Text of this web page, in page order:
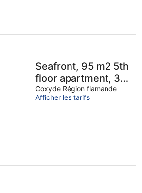
Seafront, 95 m2 5th
floor apartment, 3
bedrooms, Wi-fi,
Garage, Terrace
Coxyde Région flamande
Afficher les tarifs